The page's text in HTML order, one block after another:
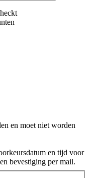
en moet niet worden
en tijd voor
bevestiging per mail.